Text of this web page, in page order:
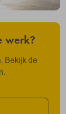
werk?
Bekijk de